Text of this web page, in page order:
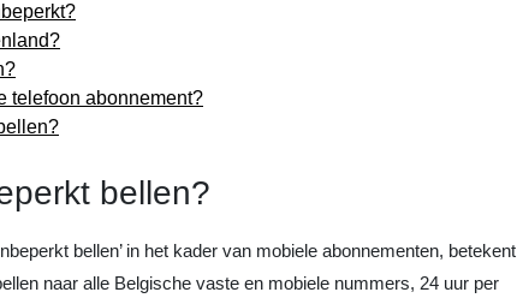
telefoon abonnement?
bellen?
bellen’ in het kader van mobiele abonnementen, betekent
naar alle Belgische vaste en mobiele nummers, 24 uur per